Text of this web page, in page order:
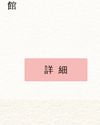
館
詳細